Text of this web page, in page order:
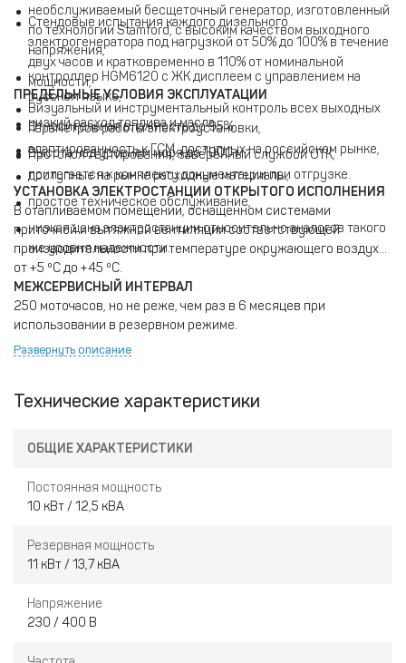
необслуживаемый бесщеточный генератор, изготовленный
по технологии Stamford, с высоким качеством выходного
напряжения,
контроллер HGM6120 с ЖК дисплеем с управлением на
русском языке,
низкий расход топлива и масла,
адаптированность к ГСМ, доступных на российском рынке,
доступные на рынке расходные материалы,
простое техническое обслуживание,
низкая цена электростанции относительно аналогов такого
же уровня надежности.
Стендовые испытания каждого дизельного
электрогенератора под нагрузкой от 50% до 100% в течение
двух часов и кратковременно в 110% от номинальной
мощности,
Визуальный и инструментальный контроль всех выходных
параметров работы электроустановки,
Протокол тестирования, заверенный службой ОТК,
прилагается к комплекту документации при отгрузке.
ПРЕДЕЛЬНЫЕ УСЛОВИЯ ЭКСПЛУАТАЦИИ
Относительная влажность до 95%.
Высота над уровнем моря до 1000 м.
УСТАНОВКА ЭЛЕКТРОСТАНЦИИ ОТКРЫТОГО ИСПОЛНЕНИЯ
В отапливаемом помещении, оснащенном системами
приточной и вытяжной вентиляции соответствующей
производительности при температуре окружающего воздуха
от +5 ºС до +45 ºС.
МЕЖСЕРВИСНЫЙ ИНТЕРВАЛ
250 моточасов, но не реже, чем раз в 6 месяцев при
использовании в резервном режиме.
Развернуть описание
Технические характеристики
ОБЩИЕ ХАРАКТЕРИСТИКИ
Постоянная мощность
10 кВт / 12,5 кВА
Резервная мощность
11 кВт / 13,7 кВА
Напряжение
230 / 400 В